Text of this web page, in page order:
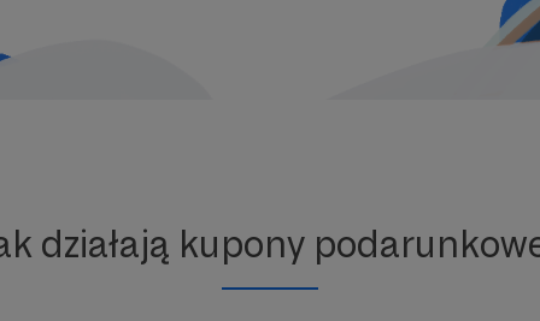
działają kupony